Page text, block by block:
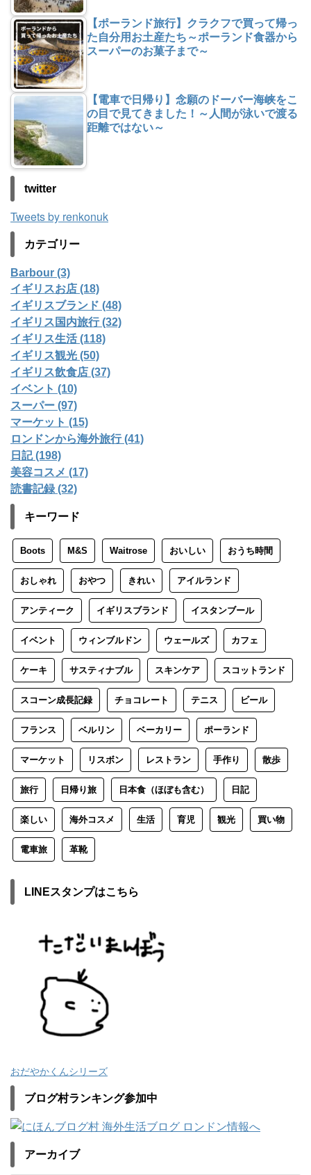
【ポーランド旅行】クラクフで買って帰っ
た自分用お土産たち～ポーランド食器から
スーパーのお菓子まで～
【電車で日帰り】念願のドーバー海峡をこ
の目で見てきました！～人間が泳いで渡る
距離ではない～
twitter
Tweets by renkonuk
カテゴリー
Barbour (3)
イギリスお店 (18)
イギリスブランド (48)
イギリス国内旅行 (32)
イギリス生活 (118)
イギリス観光 (50)
イギリス飲食店 (37)
イベント (10)
スーパー (97)
マーケット (15)
ロンドンから海外旅行 (41)
日記 (198)
美容コスメ (17)
読書記録 (32)
キーワード
Boots M&S Waitrose おいしい おうち時間
おしゃれ おやつ きれい アイルランド
アンティーク イギリスブランド イスタンブール
イベント ウィンブルドン ウェールズ カフェ
ケーキ サスティナブル スキンケア スコットランド
スコーン成長記録 チョコレート テニス ビール
フランス ベルリン ベーカリー ポーランド
マーケット リスボン レストラン 手作り 散歩
旅行 日帰り旅 日本食（ほぼも含む） 日記
楽しい 海外コスメ 生活 育児 観光 買い物
電車旅 革靴
LINEスタンプはこちら
おだやかくんシリーズ
ブログ村ランキング参加中
アーカイブ